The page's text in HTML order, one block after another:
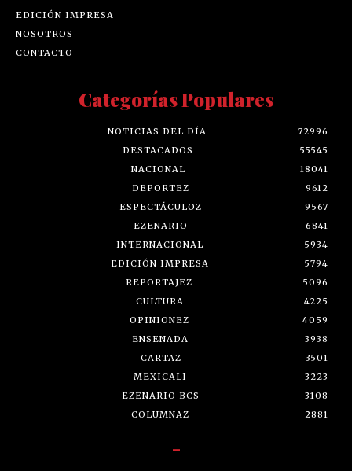
EDICIÓN IMPRESA
NOSOTROS
CONTACTO
Categorías Populares
NOTICIAS DEL DÍA
72996
DESTACADOS
55545
NACIONAL
18041
DEPORTEZ
9612
ESPECTÁCULOZ
9567
EZENARIO
6841
INTERNACIONAL
5934
EDICIÓN IMPRESA
5794
REPORTAJEZ
5096
CULTURA
4225
OPINIONEZ
4059
ENSENADA
3938
CARTAZ
3501
MEXICALI
3223
EZENARIO BCS
3108
COLUMNAZ
2881
-